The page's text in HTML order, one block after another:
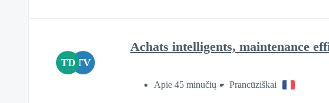
TD TV
Achats intelligents, maintenance
Apie 45 minučių Prancūziškai